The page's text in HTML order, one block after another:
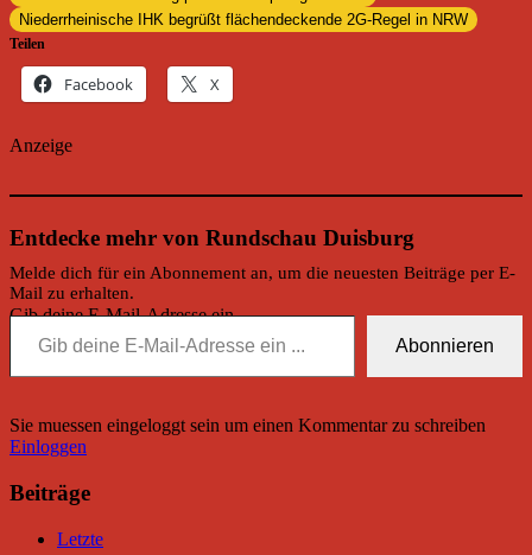
Niederrheinische IHK begrüßt flächendeckende 2G-Regel in NRW
Teilen
Facebook X
Anzeige
Entdecke mehr von Rundschau Duisburg
Melde dich für ein Abonnement an, um die neuesten Beiträge per E-
Mail zu erhalten.
Gib deine E-Mail-Adresse ein ...
Abonnieren
Sie muessen eingeloggt sein um einen Kommentar zu schreiben
Einloggen
Beiträge
Letzte